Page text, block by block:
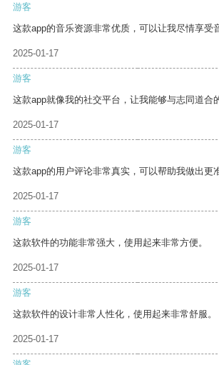
游客
这款app的音乐资源非常优质，可以让我尽情享受
2025-01-17
游客
这款app就像我的社交平台，让我能够与志同道合
2025-01-17
游客
这款app的用户评论非常真实，可以帮助我做出更
2025-01-17
游客
这款软件的功能非常强大，使用起来非常方便。
2025-01-17
游客
这款软件的设计非常人性化，使用起来非常舒服。
2025-01-17